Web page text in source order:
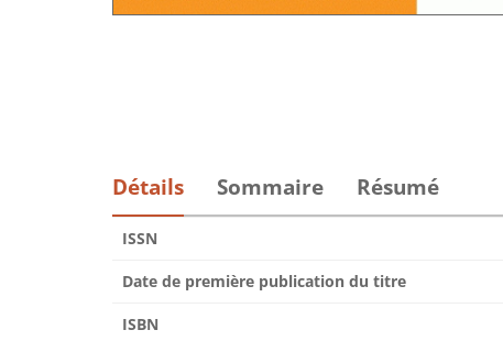
Détails Sommaire Résumé
ISSN
Date de première publication du titre
ISBN